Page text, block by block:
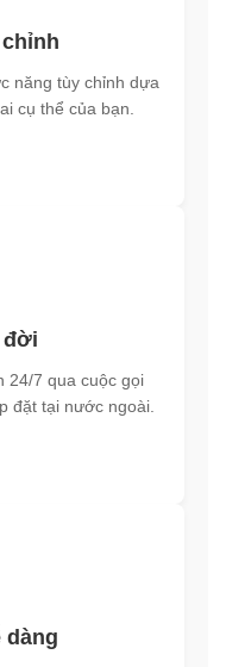
năng tùy chỉnh dựa
cụ thể của bạn.
đời
24/7 qua cuộc gọi
đặt tại nước ngoài.
dàng